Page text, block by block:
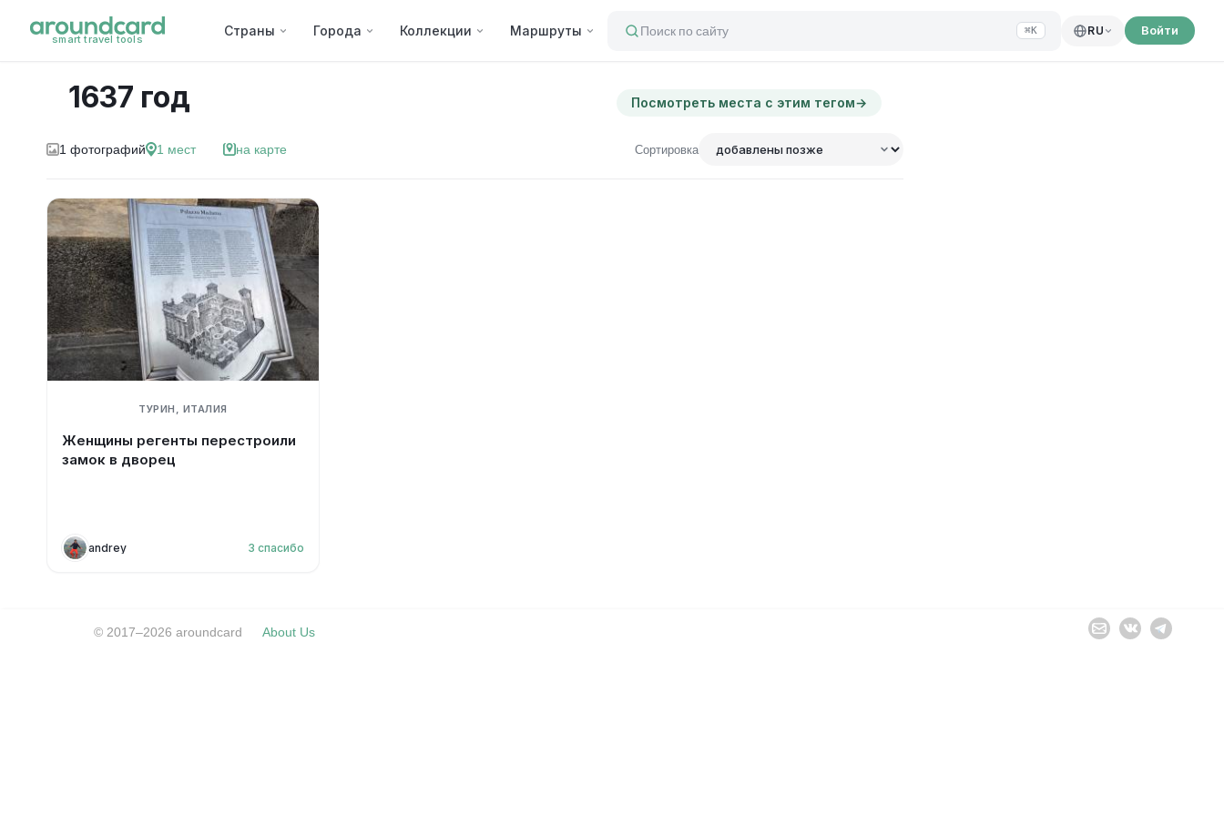
smart travel tools
Страны Города Коллекции Маршруты Поиск по сайту ⌘K RU Войти
1637 год Посмотреть места с этим тегом→
1 фотографий 1 мест на карте Сортировка
ТУРИН, ИТАЛИЯ
Женщины регенты перестроили
замок в дворец
andrey 3 спасибо
© 2017–2026 aroundcard About Us